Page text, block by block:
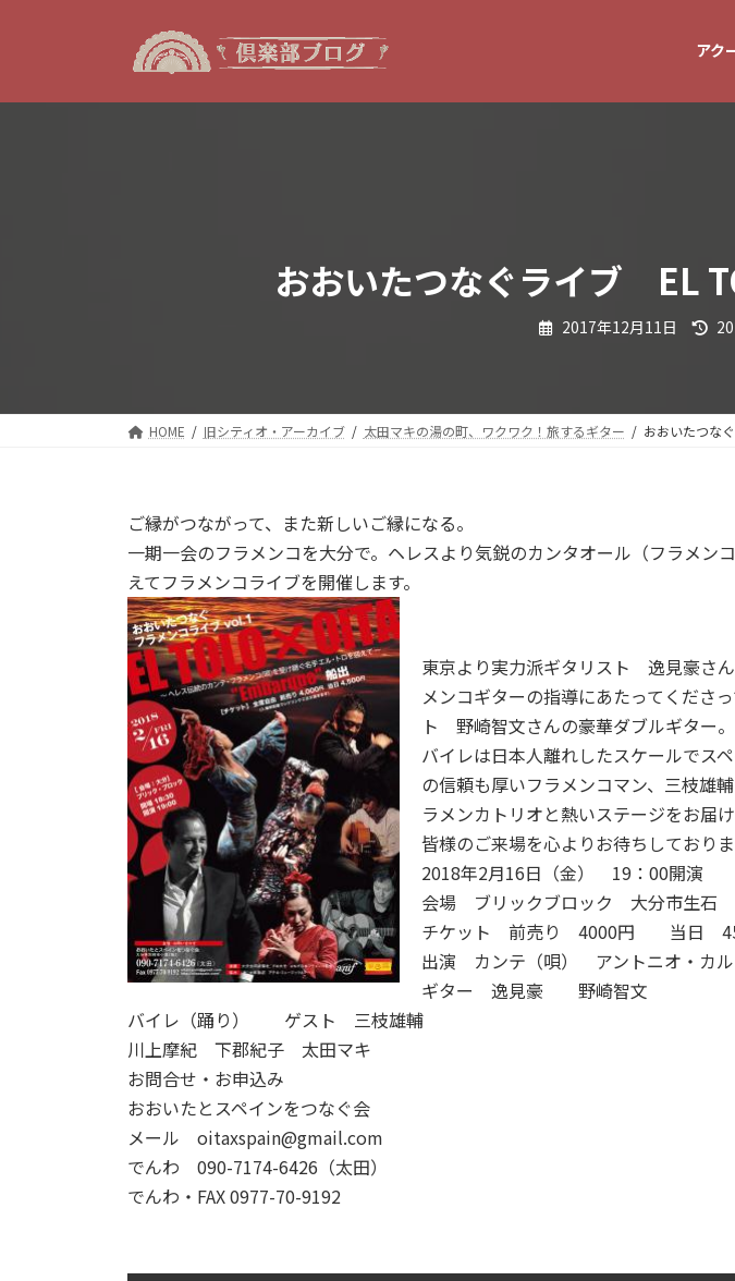
アク
おおいたつなぐライブ EL
2017年12月11日 最
終
:
HOME 旧シティオ・アーカイブ 太田マキの湯の町、ワクワク！旅するギター おおいたつな
ご縁がつながって、また新しいご縁になる。
一期一会のフラメンコを大分で。ヘレスより気鋭のカンタオール（フラメ
えてフラメンコライブを開催します。
東京より実力派ギタリスト 逸見豪さ
メンコギターの指導にあたってくださ
ト 野崎智文さんの豪華ダブルギター。
バイレは日本人離れしたスケールでス
の信頼も厚いフラメンコマン、三枝雄
ラメンカトリオと熱いステージをお届け
皆様のご来場を心よりお待ちしておりま
2018年2月16日（金） 19：00開演
会場 ブリックブロック 大分市生石
チケット 前売り 4000円 当日
出演 カンテ（唄） アントニオ・カ
ギター 逸見豪 野崎智文
バイレ（踊り） ゲスト 三枝雄輔
川上摩紀 下郡紀子 太田マキ
お問合せ・お申込み
おおいたとスペインをつなぐ会
メール oitaxspain@gmail.com
でんわ 090-7174-6426（太田）
でんわ・FAX 0977-70-9192